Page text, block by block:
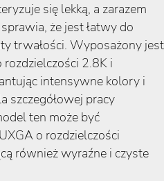
się lekką, a zarazem
że jest łatwy do
trwałości. Wyposażony jest
2.8K i
intensywne kolory i
szczegółowej pracy
ten może być
o rozdzielczości
również wyraźne i czyste